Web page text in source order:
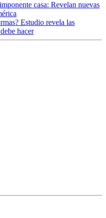
casa: Revelan nuevas
Estudio revela las
hacer